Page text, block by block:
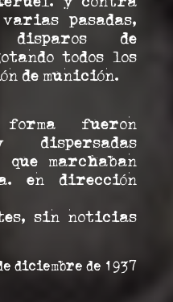
pasadas,
de
todos los
de munición.
fueron
dispersadas
que marchaban
en dirección
sin noticias
diciembre de 1937